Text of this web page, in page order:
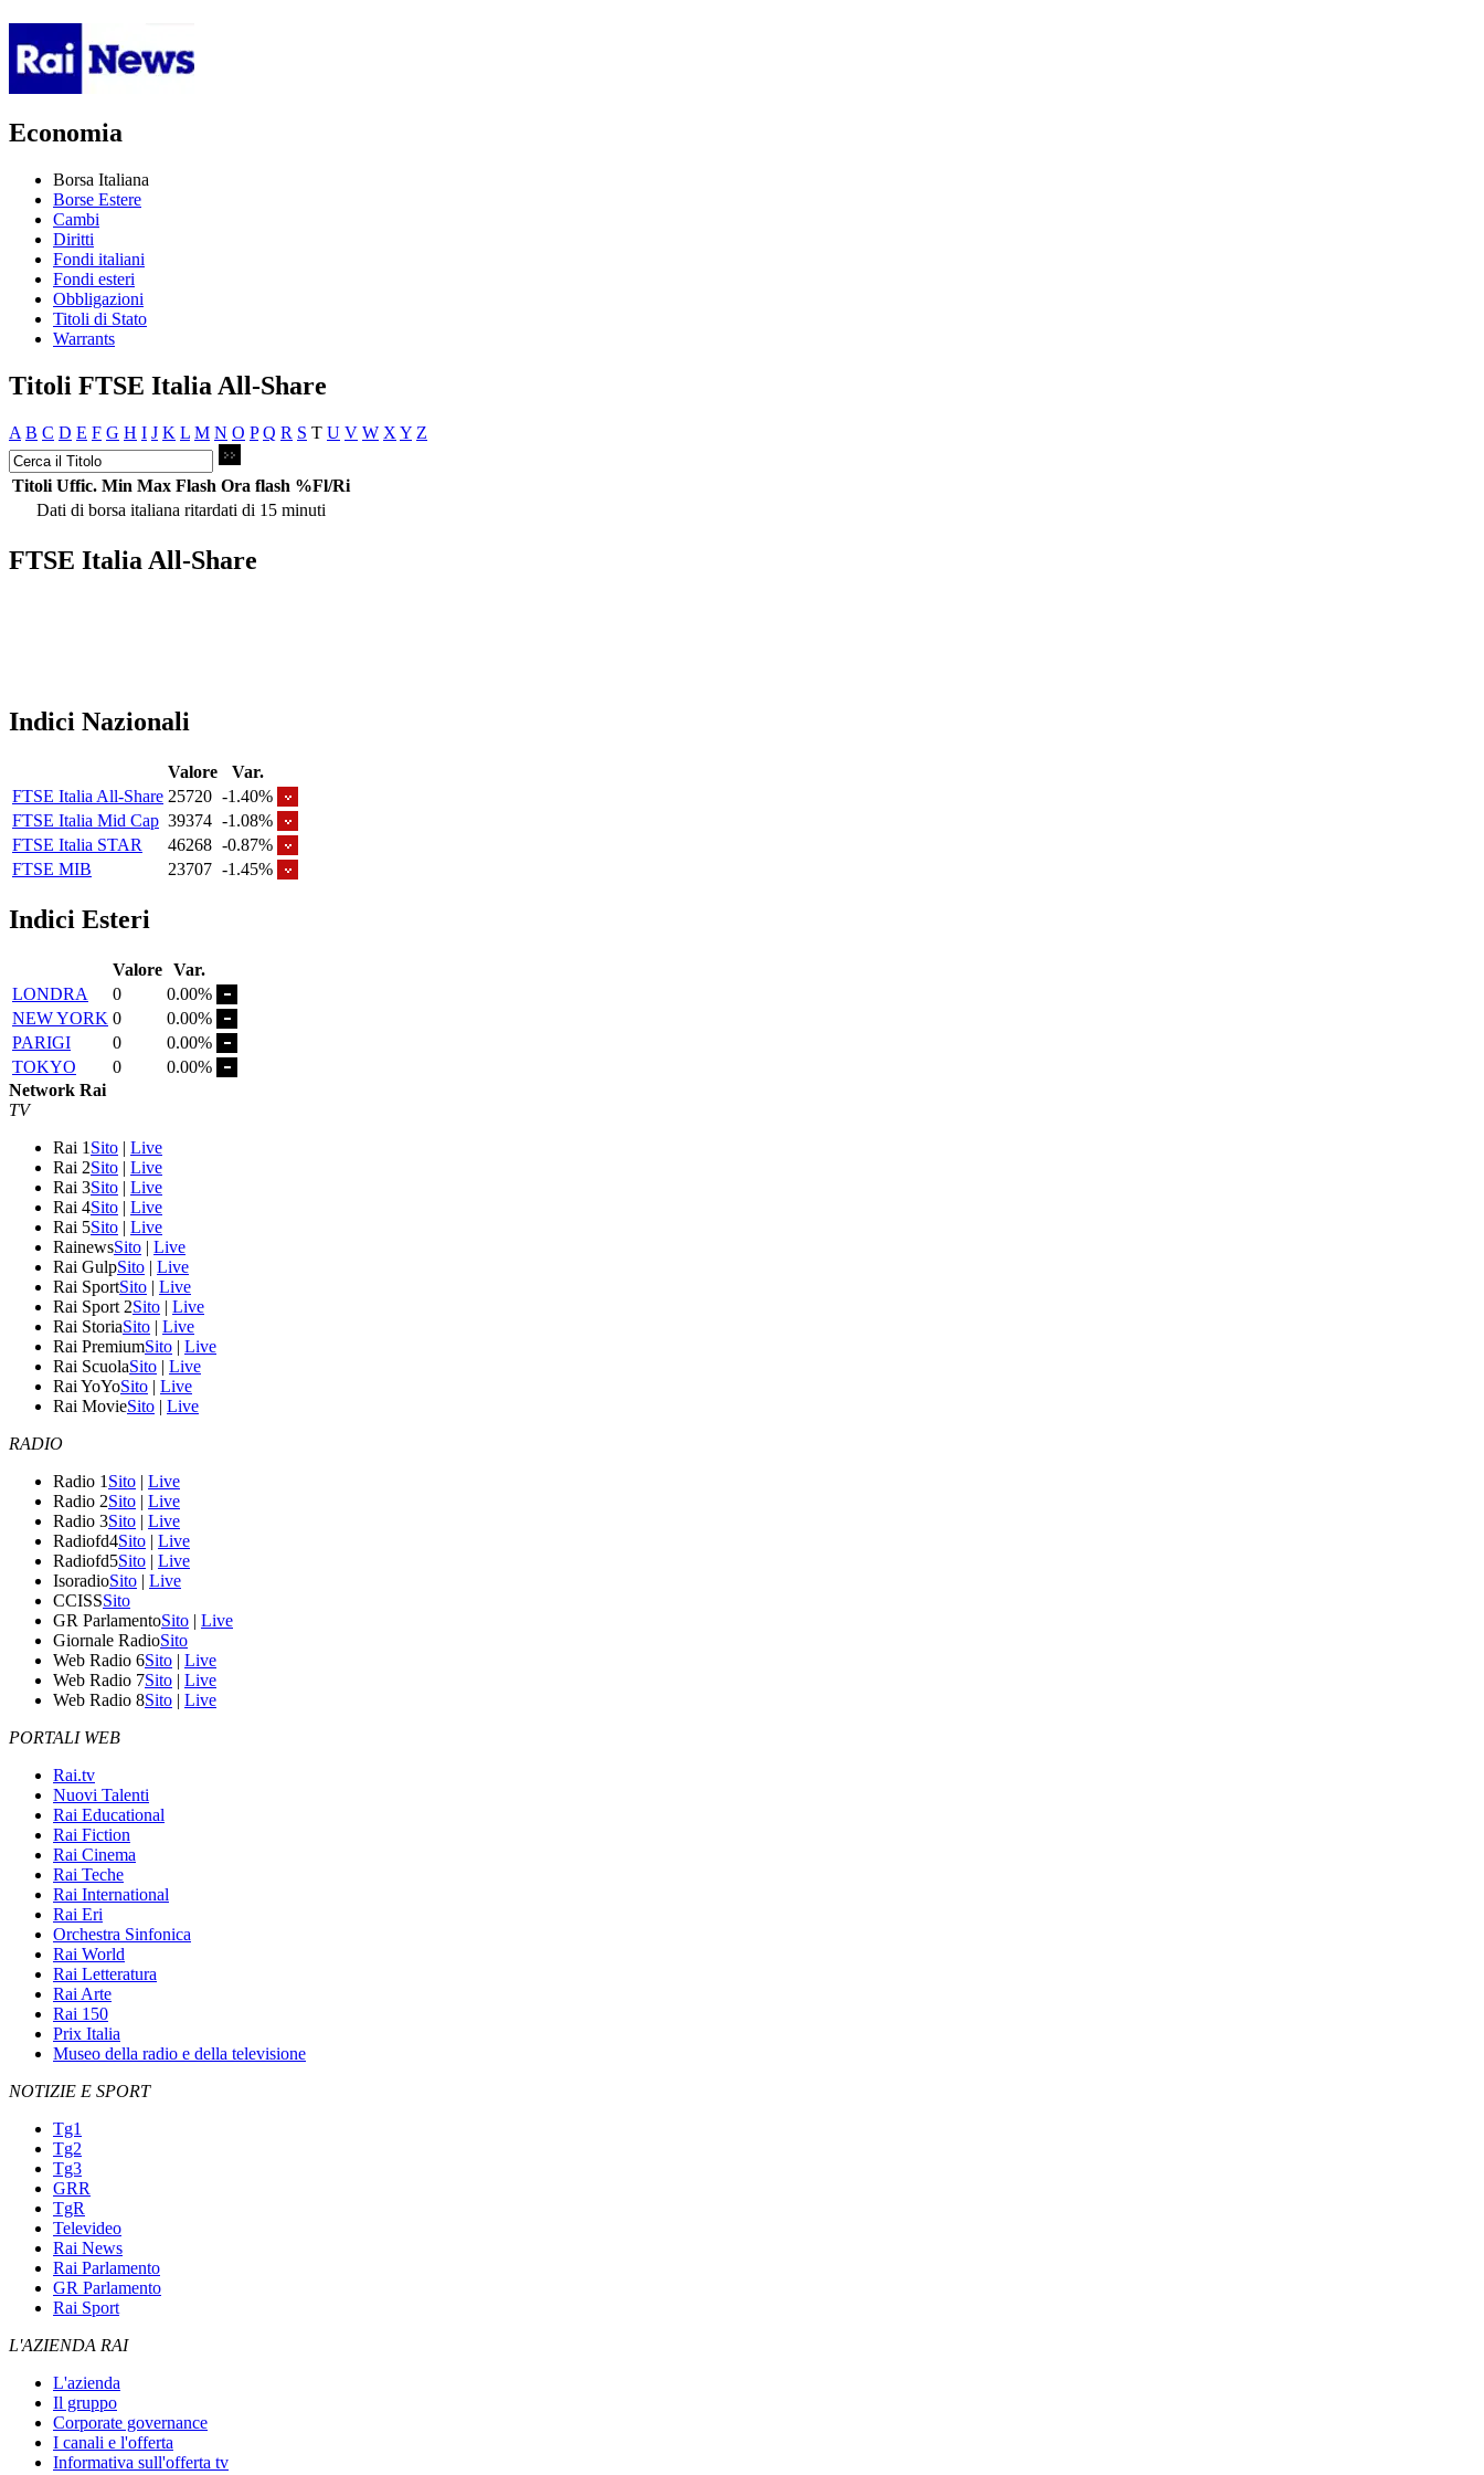
Economia
Borsa Italiana
Borse Estere
Cambi
Diritti
Fondi italiani
Fondi esteri
Obbligazioni
Titoli di Stato
Warrants
Titoli FTSE Italia All-Share
A B C D E F G H I J K L M N O P Q R S T U V W X Y Z
Titoli Uffic. Min Max Flash Ora flash %Fl/Ri
Dati di borsa italiana ritardati di 15 minuti
FTSE Italia All-Share
Indici Nazionali
Valore
Var.
FTSE Italia All-Share 25720 -1.40%
FTSE Italia Mid Cap 39374 -1.08%
FTSE Italia STAR
46268 -0.87%
FTSE MIB
23707 -1.45%
Indici Esteri
Valore Var.
LONDRA
0
0.00%
NEW YORK 0
0.00%
PARIGI
0
0.00%
TOKYO
0
0.00%
Network Rai
TV
Rai 1 Sito | Live
Rai 2Sito | Live
Rai 3Sito | Live
Rai 4Sito | Live
Rai 5Sito | Live
RainewsSito | Live
Rai GulpSito | Live
Rai SportSito | Live
Rai Sport 2Sito | Live
Rai StoriaSito | Live
Rai PremiumSito | Live
Rai ScuolaSito | Live
Rai YoYoSito | Live
Rai MovieSito | Live
RADIO
Radio 1 Sito | Live
Radio 2Sito | Live
Radio 3Sito | Live
Radiofd4Sito | Live
Radiofd5Sito | Live
IsoradioSito | Live
CCISSSito
GR ParlamentoSito | Live
Giornale RadioSito
Web Radio 6Sito | Live
Web Radio 7Sito | Live
Web Radio 8Sito | Live
PORTALI WEB
Rai.tv
Nuovi Talenti
Rai Educational
Rai Fiction
Rai Cinema
Rai Teche
Rai International
Rai Eri
Orchestra Sinfonica
Rai World
Rai Letteratura
Rai Arte
Rai 150
Prix Italia
Museo della radio e della televisione
NOTIZIE E SPORT
Tg1
Tg2
Tg3
GRR
TgR
Televideo
Rai News
Rai Parlamento
GR Parlamento
Rai Sport
L'AZIENDA RAI
L'azienda
Il gruppo
Corporate governance
I canali e l'offerta
Informativa sull'offerta tv